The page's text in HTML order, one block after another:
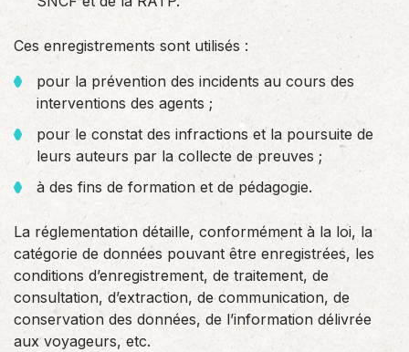
Ces enregistrements sont utilisés :
pour la prévention des incidents au cours des
interventions des agents ;
pour le constat des infractions et la poursuite de
leurs auteurs par la collecte de preuves ;
à des fins de formation et de pédagogie.
La réglementation détaille, conformément à la loi, la
catégorie de données pouvant être enregistrées, les
conditions d’enregistrement, de traitement, de
consultation, d’extraction, de communication, de
conservation des données, de l’information délivrée
aux voyageurs, etc.